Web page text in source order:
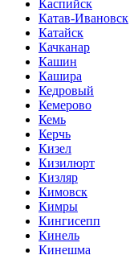
Каспийск
Катав-Ивановск
Катайск
Качканар
Кашин
Кашира
Кедровый
Кемерово
Кемь
Керчь
Кизел
Кизилюрт
Кизляр
Кимовск
Кимры
Кингисепп
Кинель
Кинешма